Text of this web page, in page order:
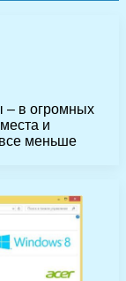
– в огромных
и
меньше